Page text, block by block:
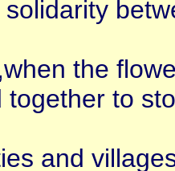
the
together to
and